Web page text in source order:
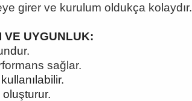
girer ve kurulum oldukça kolaydır.
UYGUNLUK:
sağlar.